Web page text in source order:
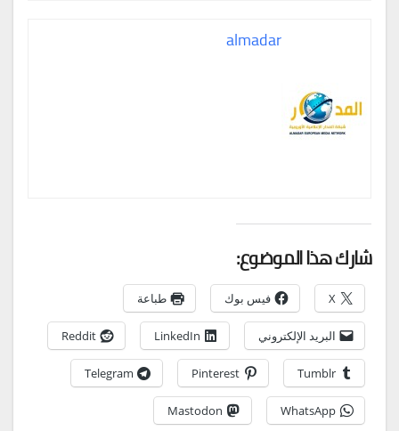
almadar
شارك هذا الموضوع:
X فيس بوك طباعة
البريد الإلكتروني LinkedIn
Reddit
Tumblr
Pinterest
Telegram
WhatsApp
Mastodon